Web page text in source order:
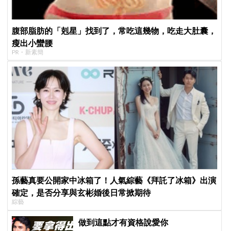
腹部脂肪的「剋星」找到了，常吃這幾物，吃走大肚囊，
瘦出小蠻腰
PR・新素簡
孫藝真要公開家中冰箱了！人氣綜藝《拜託了冰箱》出演
確定，是否分享與玄彬婚後日常掀期待
綜藝
做到這點才有資格說愛你